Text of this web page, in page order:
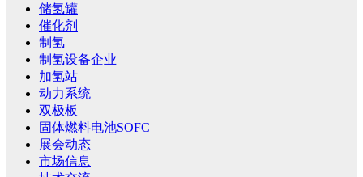
储氢罐
催化剂
制氢
制氢设备企业
加氢站
动力系统
双极板
固体燃料电池SOFC
展会动态
市场信息